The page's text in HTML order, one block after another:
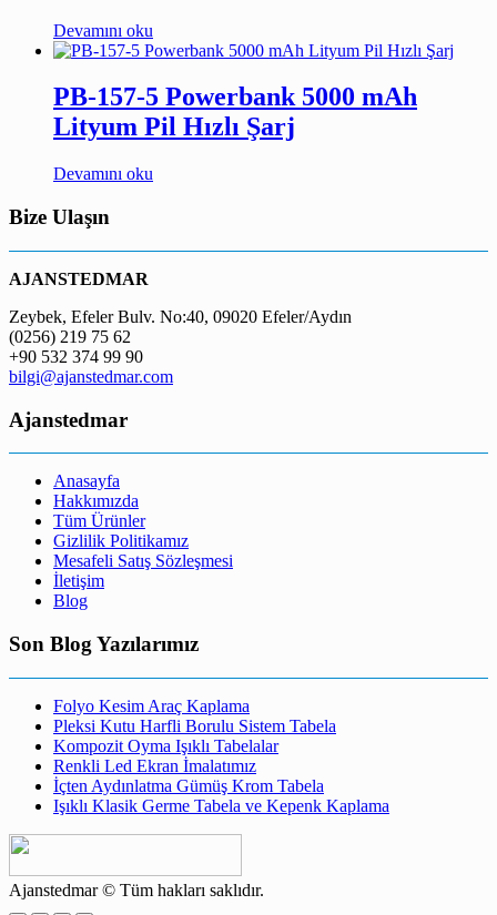
Devamını oku
PB-157-5 Powerbank 5000 mAh
Lityum Pil Hızlı Şarj
Devamını oku
Bize Ulaşın
AJANSTEDMAR
Zeybek, Efeler Bulv. No:40, 09020 Efeler/Aydın
(0256) 219 75 62
+90 532 374 99 90
bilgi@ajanstedmar.com
Ajanstedmar
Anasayfa
Hakkımızda
Tüm Ürünler
Gizlilik Politikamız
Mesafeli Satış Sözleşmesi
İletişim
Blog
Son Blog Yazılarımız
Folyo Kesim Araç Kaplama
Pleksi Kutu Harfli Borulu Sistem Tabela
Kompozit Oyma Işıklı Tabelalar
Renkli Led Ekran İmalatımız
İçten Aydınlatma Gümüş Krom Tabela
Işıklı Klasik Germe Tabela ve Kepenk Kaplama
Ajanstedmar © Tüm hakları saklıdır.